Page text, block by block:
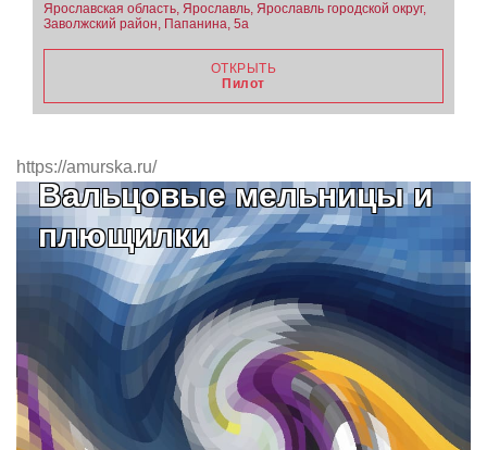
Ярославская область, Ярославль, Ярославль городской округ,
Заволжский район, Папанина, 5а
ОТКРЫТЬ
Пилот
https://amurska.ru/
Вальцовые мельницы и
плющилки